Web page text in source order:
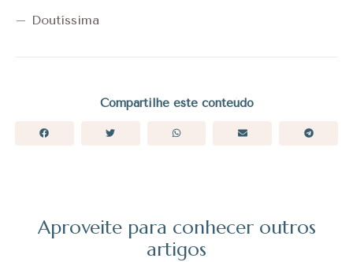
– Doutíssima
Compartilhe este conteúdo
Aproveite para conhecer outros
artigos